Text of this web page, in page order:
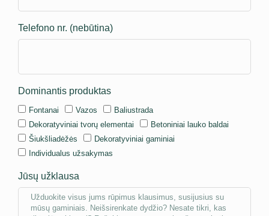
Telefono nr. (nebūtina)
Dominantis produktas
Fontanai Vazos
Baliustrada
Dekoratyviniai tvorų elementai
Betoniniai lauko baldai
Šiukšliadėžės
Dekoratyviniai gaminiai
Individualus užsakymas
Jūsų užklausa